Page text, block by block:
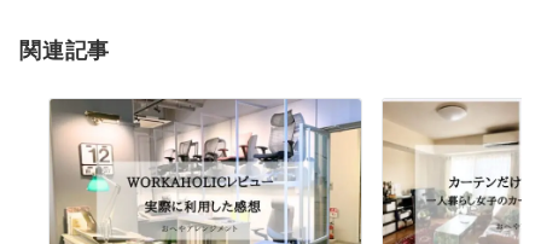
関連記事